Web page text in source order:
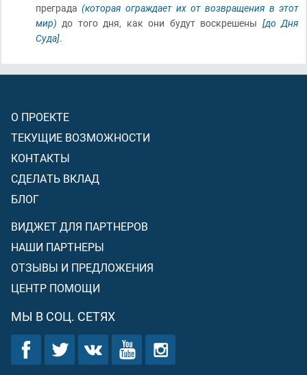
преграда (которая ограждает их от возвращения в этот
мир) до того дня, как они будут воскрешены [до Дня
Суда].
О ПРОЕКТЕ
ТЕКУЩИЕ ВОЗМОЖНОСТИ
КОНТАКТЫ
СДЕЛАТЬ ВКЛАД
БЛОГ
ВИДЖЕТ ДЛЯ ПАРТНЕРОВ
НАШИ ПАРТНЕРЫ
ОТЗЫВЫ И ПРЕДЛОЖЕНИЯ
ЦЕНТР ПОМОЩИ
МЫ В СОЦ. СЕТЯХ